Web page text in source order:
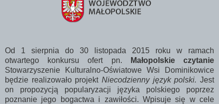
Od 1 sierpnia do 30 listopada 2015 roku w ramach
otwartego konkursu ofert pn.
Małopolskie czytanie
Stowarzyszenie Kulturalno-Oświatowe Wsi Dominikowice
będzie realizowało projekt Niecodzienny język polski. Jest
on propozycją popularyzacji języka polskiego poprzez
poznanie jego bogactwa i zawiłości. Wpisuje się w cele